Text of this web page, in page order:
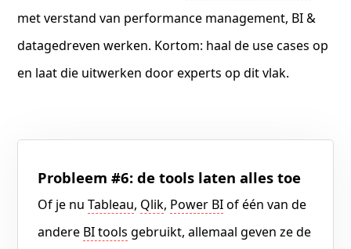
met verstand van performance management, BI &
datagedreven werken. Kortom: haal de use cases op
en laat die uitwerken door experts op dit vlak.
Probleem #6: de tools laten alles toe
Of je nuTableau, Qlik, Power BIof één van de
andere BI tools gebruikt, allemaal geven ze de